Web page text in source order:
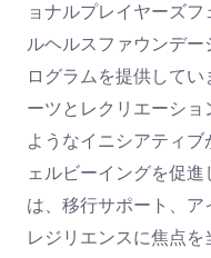
ョナルプレイヤーズ
ルヘルスファウンデ
ログラムを提供して
ーツとレクリエーシ
ようなイニシアティ
ェルビーイングを促
は、移行サポート、
レジリエンスに焦点